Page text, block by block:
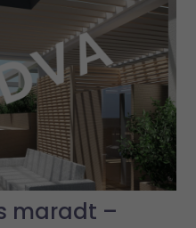
maradt –